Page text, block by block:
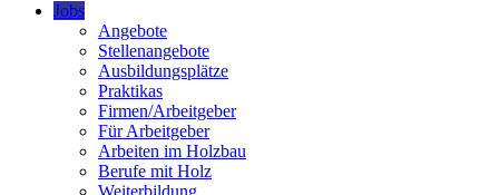
Jobs
Angebote
Stellenangebote
Ausbildungsplätze
Praktikas
Firmen/Arbeitgeber
Für Arbeitgeber
Arbeiten im Holzbau
Berufe mit Holz